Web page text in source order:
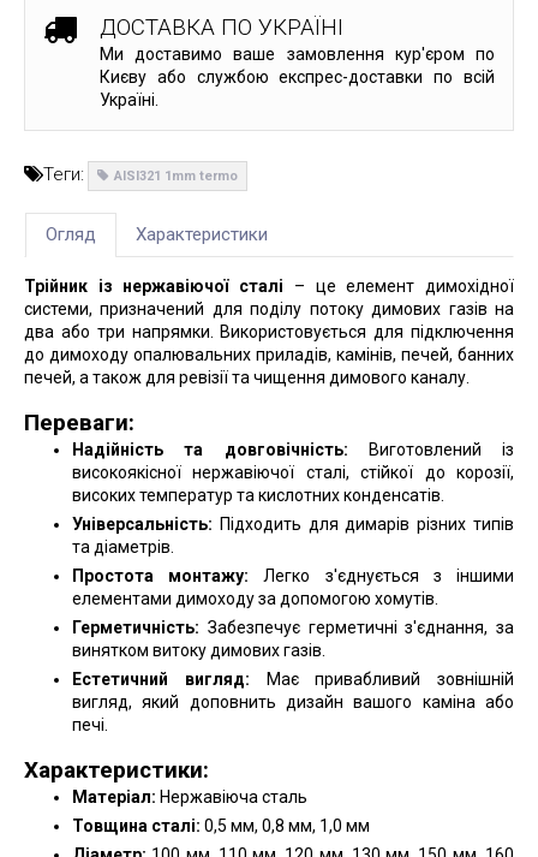
ДОСТАВКА ПО УКРАЇНІ
Ми доставимо ваше замовлення кур'єром по
Києву або службою експрес-доставки по всій
Україні.
Теги: AISI321 1mm termo
Огляд Характеристики
Трійник із нержавіючої сталі – це елемент димохідної
системи, призначений для поділу потоку димових газів на
два або три напрямки. Використовується для підключення
до димоходу опалювальних приладів, камінів, печей, банних
печей, а також для ревізії та чищення димового каналу.
Переваги:
Надійність та довговічність: Виготовлений із
високоякісної нержавіючої сталі, стійкої до корозії,
високих температур та кислотних конденсатів.
Універсальність: Підходить для димарів різних типів
та діаметрів.
Простота монтажу: Легко з'єднується з іншими
елементами димоходу за допомогою хомутів.
Герметичність: Забезпечує герметичні з'єднання, за
винятком витоку димових газів.
Естетичний вигляд: Має привабливий зовнішній
вигляд, який доповнить дизайн вашого каміна або
печі.
Характеристики:
Матеріал: Нержавіюча сталь
Товщина сталі: 0,5 мм, 0,8 мм, 1,0 мм